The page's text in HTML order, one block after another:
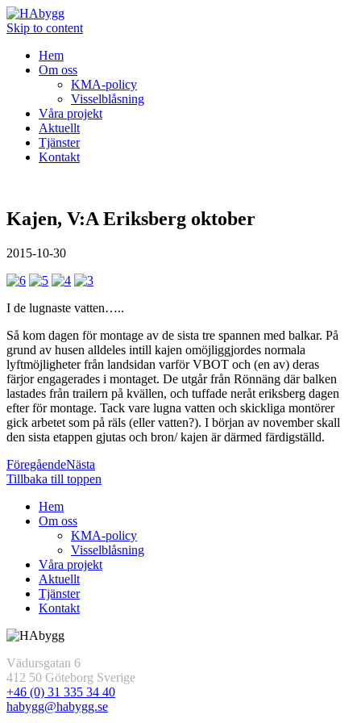
Skip to content
Hem
Om oss
KMA-policy
Visselblåsning
Våra projekt
Aktuellt
Tjänster
Kontakt
Kajen, V:A Eriksberg oktober
2015-10-30
I de lugnaste vatten…..
Så kom dagen för montage av de sista tre spannen med balkar. På
grund av husen alldeles intill kajen omöjliggjordes normala
lyftmöjligheter från landsidan varför VBOT och (en av) deras
färjor engagerades i montaget. De utgår från Rönnäng där balken
lastades från trailern på kvällen, och tuffade neråt eriksberg dagen
efter för montage. Tack vare lugna vatten och skickliga montörer
gick arbetet som på räls (eller vatten?). I början av november skall
den sista etappen gjutas och bron/ kajen är därmed färdigställd.
FöregåendeNästa
Tillbaka till toppen
Hem
Om oss
KMA-policy
Visselblåsning
Våra projekt
Aktuellt
Tjänster
Kontakt
Vädursgatan 6
412 50 Göteborg Sverige
+46 (0) 31 335 34 40
habygg@habygg.se